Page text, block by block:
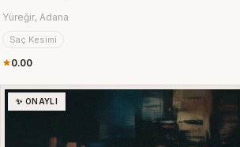
Yüreğir, Adana
Saç Kesimi
0.00
✨ ONAYLI